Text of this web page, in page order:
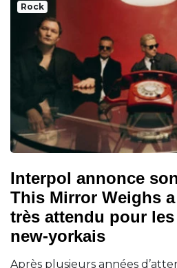
Rock
Interpol annonce
This Mirror Weighs
très attendu pour
new-yorkais
Après plusieurs années